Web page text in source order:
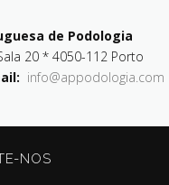
de Podologia
20 * 4050-112 Porto
info@appodologia.com
NOS